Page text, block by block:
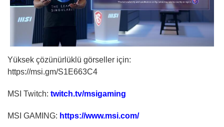
Yüksek çözünürlüklü görseller için:
https://msi.gm/S1E663C4
MSI Twitch: twitch.tv/msigaming
MSI GAMING: https://www.msi.com/